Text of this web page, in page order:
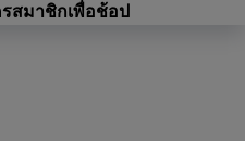
สมาชิกเพื่อช้อป